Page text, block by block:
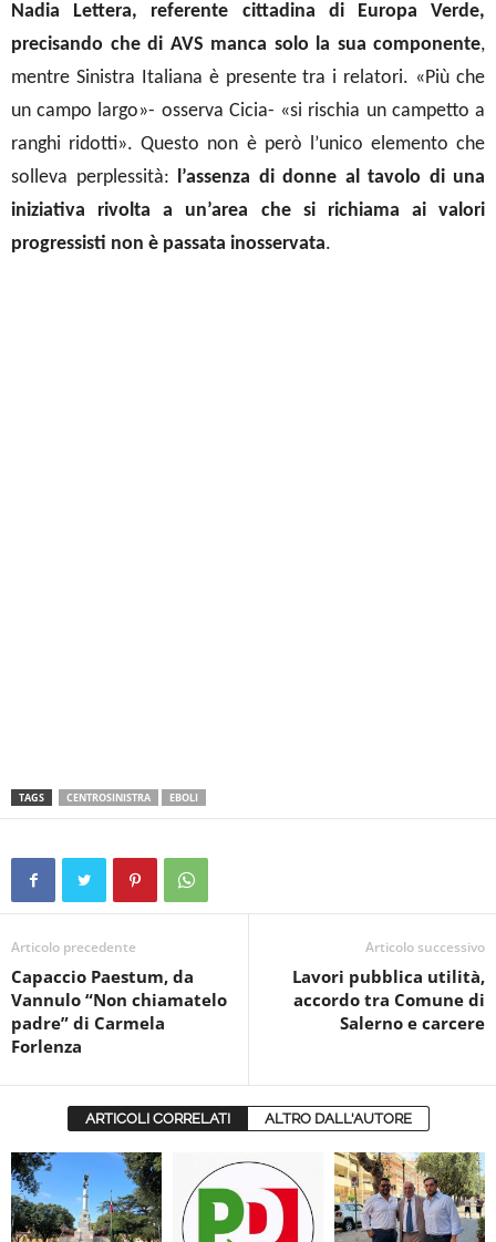
Nadia Lettera, referente cittadina di Europa Verde,
precisando che di AVS manca solo la sua componente,
mentre Sinistra Italiana è presente tra i relatori. «Più che
un campo largo»- osserva Cicia- «si rischia un campetto a
ranghi ridotti». Questo non è però l’unico elemento che
solleva perplessità: l’assenza di donne al tavolo di una
iniziativa rivolta a un’area che si richiama ai valori
progressisti non è passata inosservata.
TAGS CENTROSINISTRA EBOLI
Articolo precedente
Capaccio Paestum, da
Vannulo “Non chiamatelo
padre” di Carmela
Forlenza
Articolo successivo
Lavori pubblica utilità,
accordo tra Comune di
Salerno e carcere
ARTICOLI CORRELATI ALTRO DALL'AUTORE